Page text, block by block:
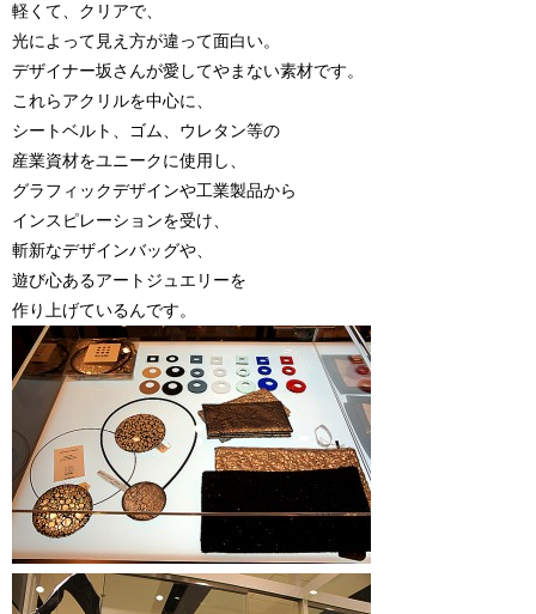
軽くて、クリアで、
光によって見え方が違って面白い。
デザイナー坂さんが愛してやまない素材です。
これらアクリルを中心に、
シートベルト、ゴム、ウレタン等の
産業資材をユニークに使用し、
グラフィックデザインや工業製品から
インスピレーションを受け、
斬新なデザインバッグや、
遊び心あるアートジュエリーを
作り上げているんです。